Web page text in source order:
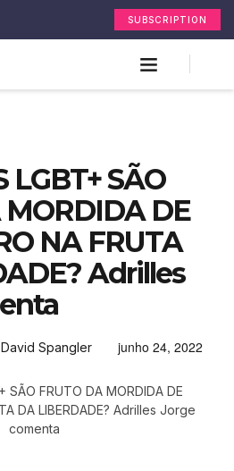
SUBSCRIPTION
LGBT+ SÃO
MORDIDA DE
NA FRUTA
Adrilles
Spangler junho 24, 2022